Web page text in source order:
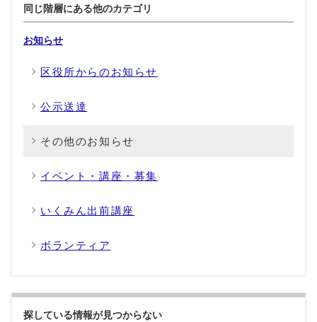
同じ階層にある他のカテゴリ
お知らせ
区役所からのお知らせ
公示送達
その他のお知らせ
イベント・講座・募集
いくみん出前講座
ボランティア
探している情報が見つからない